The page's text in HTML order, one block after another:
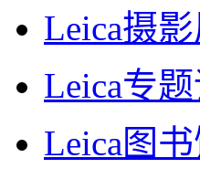
Leica摄
Leica专题
Leica图